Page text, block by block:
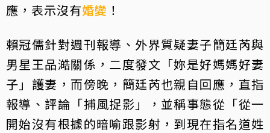
應，表示沒有婚變 ！
賴冠儒針對週刊報導、外界質疑妻子簡廷芮與
男星王品澔關係，二度發文「妳是好媽媽好妻
子」護妻，而傍晚，簡廷芮也親自回應，直指
報導、評論「捕風捉影」，並稱事態從「從一
開始沒有根據的暗喻跟影射，到現在指名道姓